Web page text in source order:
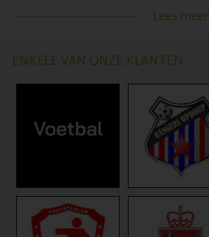
Lees meer
ENKELE VAN ONZE KLANTEN